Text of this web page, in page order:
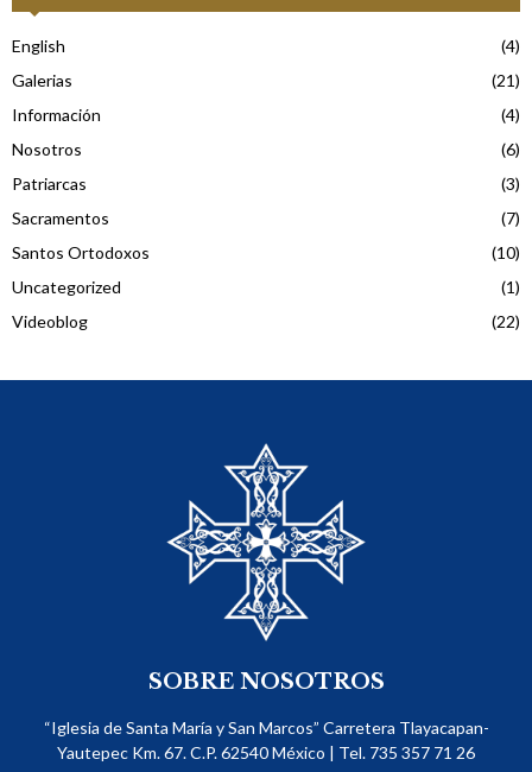
English
(4)
Galerias
(21)
Información
(4)
Nosotros
(6)
Patriarcas
(3)
Sacramentos
(7)
Santos Ortodoxos
(10)
Uncategorized
(1)
Videoblog
(22)
SOBRE NOSOTROS
“Iglesia de Santa María y San Marcos” Carretera Tlayacapan-
Yautepec Km. 67. C.P. 62540​ México | Tel. 735 357 71 26